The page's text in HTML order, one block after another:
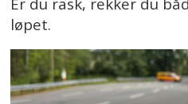
Er du rask, rekker du
løpet.